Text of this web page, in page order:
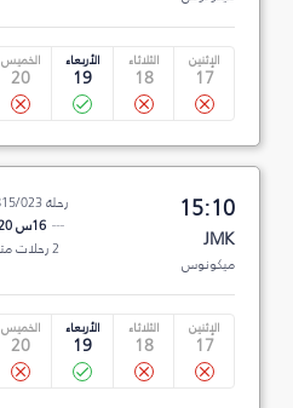
الإثنين
17
الثلاثاء
18
الأربعاء
19
الخميس
20
15:10
JMK
ميكونوس
رحلة FZ 1815/023
16س 20د
2 رحلات متابعة
الإثنين
17
الثلاثاء
18
الأربعاء
19
الخميس
20